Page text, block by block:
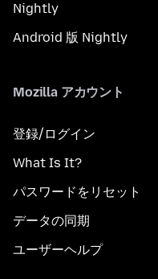
Nightly
Android 版 Nightly
Mozilla アカウント
登録/ログイン
What Is It?
パスワードをリセット
データの同期
ユーザーヘルプ